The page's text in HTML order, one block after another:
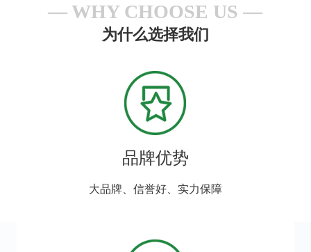
WHY CHOOSE US
为什么选择我们
品牌优势
大品牌、信誉好、实力保障